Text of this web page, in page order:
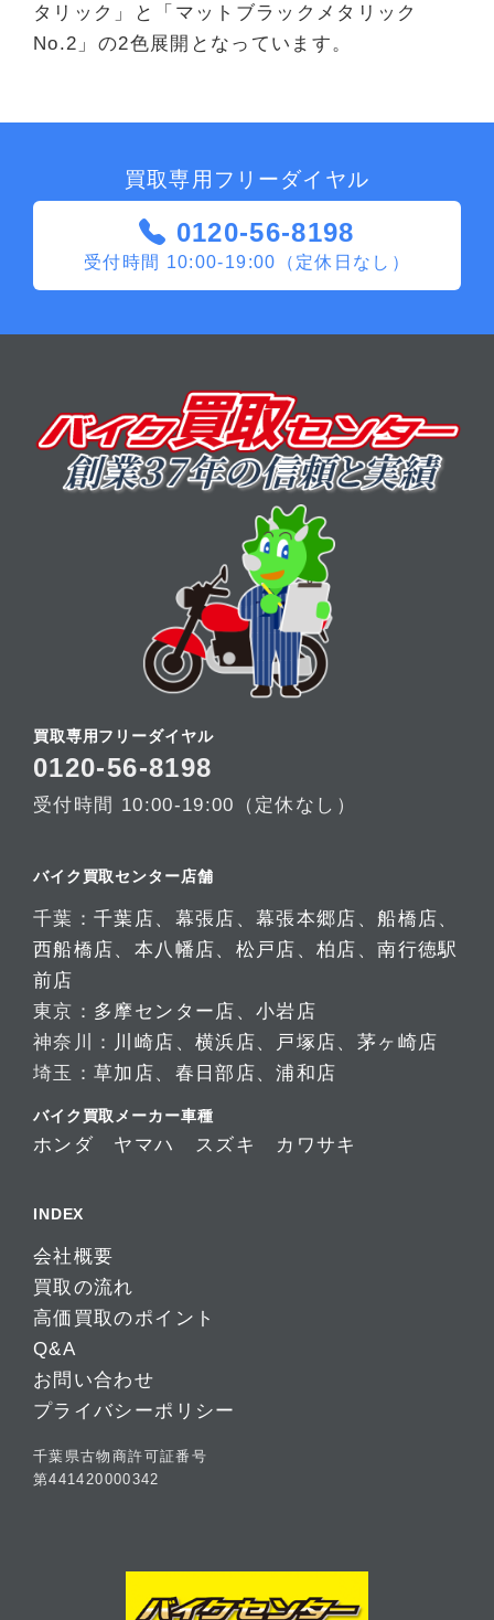
タリック」と「マットブラックメタリック
No.2」の2色展開となっています。
買取専用フリーダイヤル
0120-56-8198
受付時間 10:00-19:00（定休日なし）
買取専用フリーダイヤル
0120-56-8198
受付時間 10:00-19:00（定休なし）
バイク買取センター店舗
千葉：千葉店、 幕張店 、幕張本郷店 、船橋店、
西船橋店、 本八幡店、 松戸店 、柏店 、南行徳駅
前店
東京： 多摩センター店 、 小岩店
神奈川： 川崎店 、 横浜店、 戸塚店、 茅ヶ崎店
埼玉：草加店、 春日部店、浦和店
バイク買取メーカー車種
ホンダ ヤマハ スズキ カワサキ
INDEX
会社概要
買取の流れ
高価買取のポイント
Q&A
お問い合わせ
プライバシーポリシー
千葉県古物商許可証番号
第441420000342